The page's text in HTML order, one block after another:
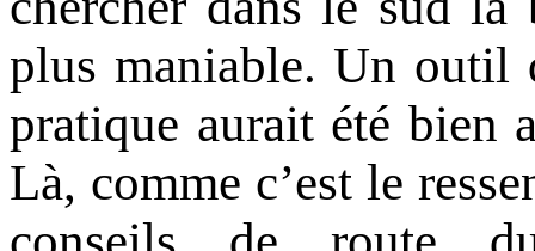
plus maniable. Un
pratique aurait été bien
Là, comme c’est le